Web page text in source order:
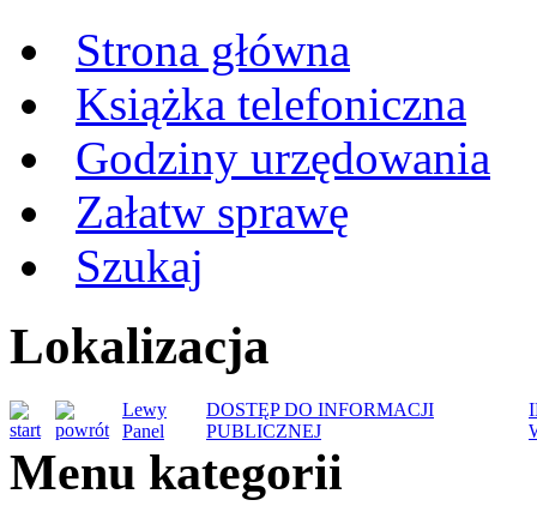
Strona główna
Książka telefoniczna
Godziny urzędowania
Załatw sprawę
Szukaj
Lokalizacja
Lewy
Panel
DOSTĘP DO INFORMACJI
PUBLICZNEJ
Menu kategorii